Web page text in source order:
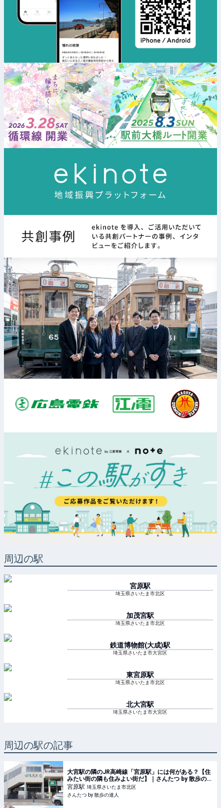
周辺の駅
宮原駅
埼玉県さいたま市北区
加茂宮駅
埼玉県さいたま市北区
鉄道博物館(大成)駅
埼玉県さいたま市大宮区
東宮原駅
埼玉県さいたま市北区
北大宮駅
埼玉県さいたま市大宮区
周辺の駅の記事
大宮駅の隣のJR高崎線「宮原駅」には何がある？【住
みたい街の隣も住みよい街だ】｜さんたつ by 散歩の達
人
宮原駅 埼玉県さいたま市北区
さんたつ by 散歩の達人